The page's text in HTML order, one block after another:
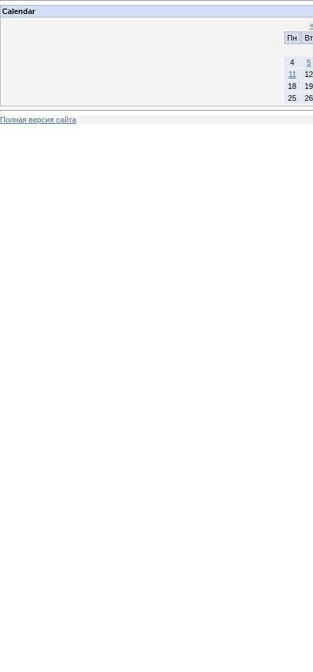
Calendar
«
Пн
Вт
4
5
11
12
18
19
25
26
Полная версия сайта